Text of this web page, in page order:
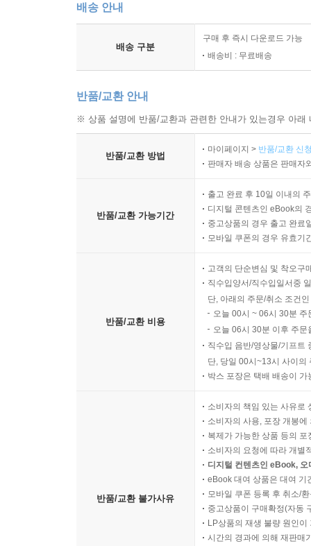
배송 안내
배송 구분
구매 후 즉시 다운로드 가능
배송비 : 무료배송
반품/교환 안내
※ 상품 설명에 반품/교환과 관련한 안내가 있는경우 아
반품/교환 방법
마이페이지 > 반품/교환 신
판매자 배송 상품은 판매자
반품/교환 가능기간
출고 완료 후 10일 이내의
디지털 콘텐츠인 eBook의
중고상품의 경우 출고 완료
모바일 쿠폰의 경우 유효기
반품/교환 비용
고객의 단순변심 및 착오구
직수입양서/직수입일서중
단, 아래의 주문/취소 조건
오늘 00시 ~ 06시 30분
오늘 06시 30분 이후 주
직수입 음반/영상물/기프트
단, 당일 00시~13시 사이의
박스 포장은 택배 배송이
반품/교환 불가사유
소비자의 책임 있는 사유로
소비자의 사용, 포장 개봉
복제가 가능한 상품 등의
소비자의 요청에 따라 개별
디지털 컨텐츠인 eBook,
eBook 대여 상품은 대여 기
모바일 쿠폰 등록 후 취소/
중고상품이 구매확정(자동
LP상품의 재생 불량 원인
시간의 경과에 의해 재판매